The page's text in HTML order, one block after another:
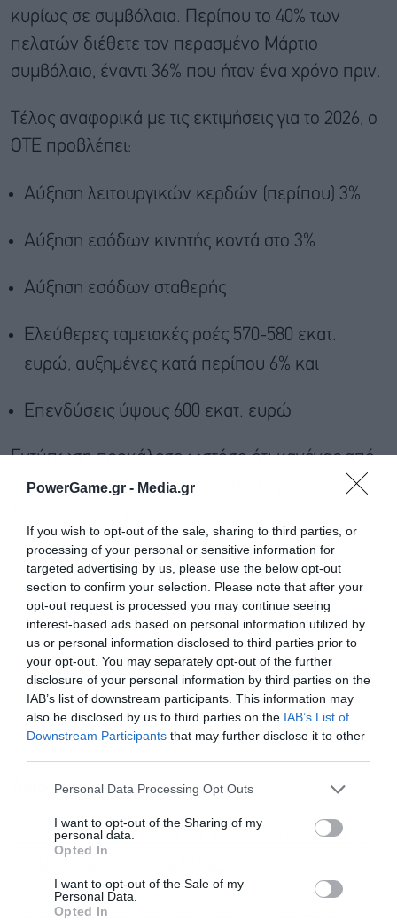
PowerGame.gr - Media.gr
If you wish to opt-out of the sale, sharing to third parties, or
processing of your personal or sensitive information for
targeted advertising by us, please use the below opt-out
section to confirm your selection. Please note that after your
opt-out request is processed you may continue seeing
interest-based ads based on personal information utilized by
us or personal information disclosed to third parties prior to
your opt-out. You may separately opt-out of the further
disclosure of your personal information by third parties on the
IAB’s list of downstream participants. This information may
also be disclosed by us to third parties on the IAB’s List of
Downstream Participants that may further disclose it to other
Personal Data Processing Opt Outs
I want to opt-out of the Sharing of my
personal data.
Opted In
I want to opt-out of the Sale of my
Personal Data.
Opted In
κυρίως σε συμβόλαια. Περίπου το 40% των
πελατών διέθετε τον περασμένο Μάρτιο
συμβόλαιο, έναντι 36% που ήταν ένα χρόνο πριν.
Τέλος αναφορικά με τις εκτιμήσεις για το 2026, o
OTE προβλέπει:
Αύξηση λειτουργικών κερδών (περίπου) 3%
Αύξηση εσόδων κινητής κοντά στο 3%
Αύξηση εσόδων σταθερής
Ελεύθερες ταμειακές ροές 570-580 εκατ.
ευρώ, αυξημένες κατά περίπου 6% και
Επενδύσεις ύψους 600 εκατ. ευρώ
Εντύπωση προκάλεσε ωστόσο ότι κανένας από
τους αναλυτές δεν ρώτησε για τα πρόσφατα
Διαβάστε επίσης
OTE: Αυξημένα έσοδα και EBITDA, οι στόχοι για
Οι σειρές ρούχων των σούπερ μάρκετ που